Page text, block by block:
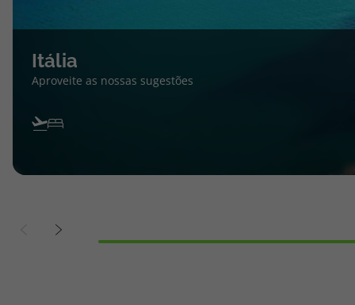
Itália
Aproveite as nossas sugestões